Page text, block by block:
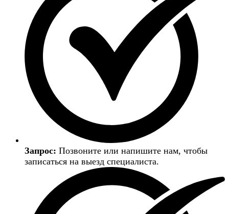
Запрос: Позвоните или напишите нам, чтобы
записаться на выезд специалиста.